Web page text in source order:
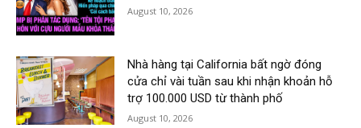
August 10, 2026
Nhà hàng tại California bất ngờ đóng
cửa chỉ vài tuần sau khi nhận khoản hỗ
trợ 100.000 USD từ thành phố
August 10, 2026